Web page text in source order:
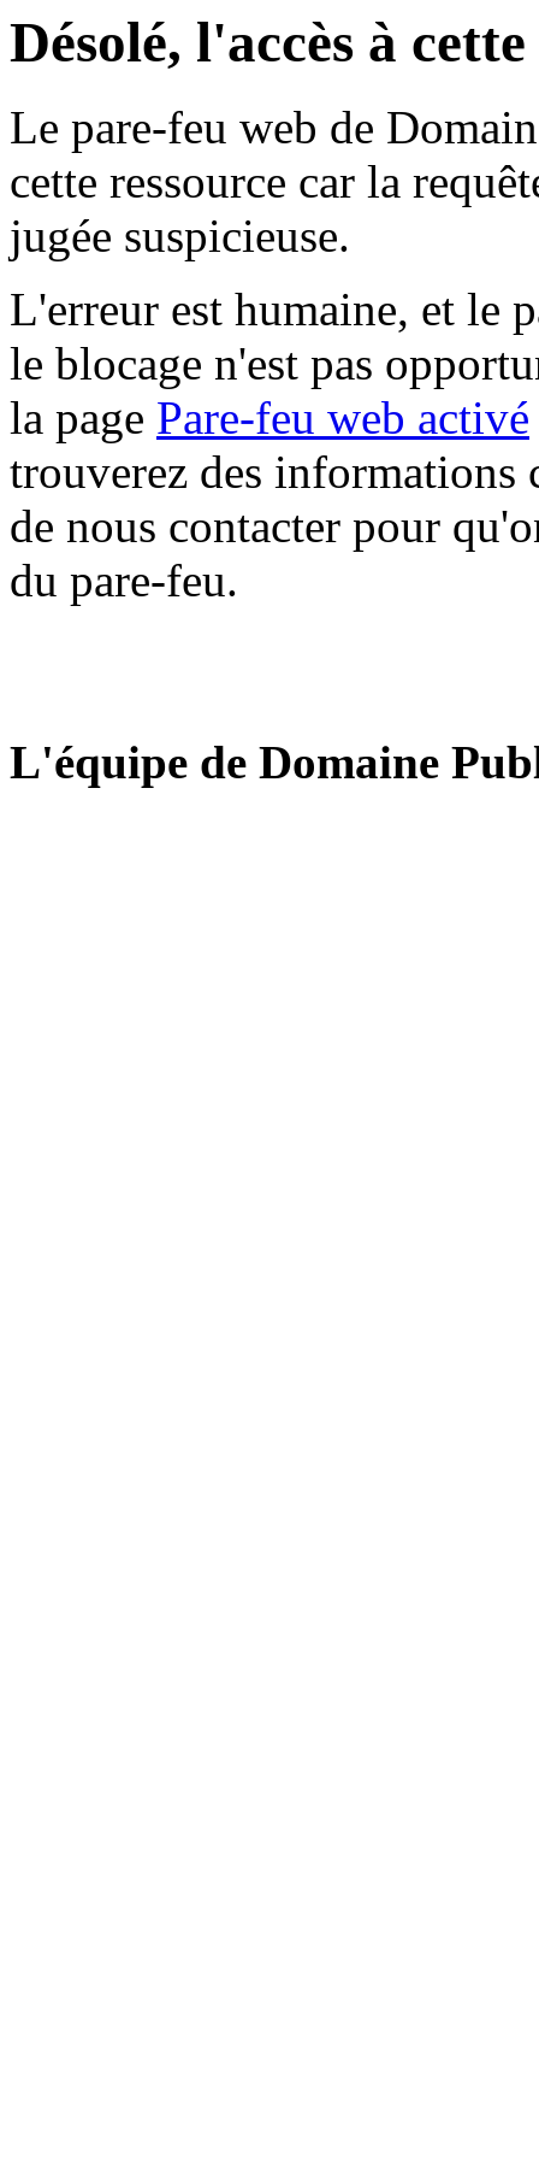
Désolé, l'accès à
Le pare-feu web de
cette ressource car la
jugée suspicieuse.
L'erreur est humaine, et le
le blocage n'est pas
la page Pare-feu web activé
trouverez des informations
de nous contacter pour
du pare-feu.
L'équipe de Domaine